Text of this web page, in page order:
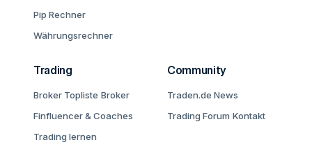
Pip Rechner
Währungsrechner
Trading
Broker Topliste Broker
Finfluencer & Coaches
Trading lernen
Community
Traden.de News
Trading Forum Kontakt